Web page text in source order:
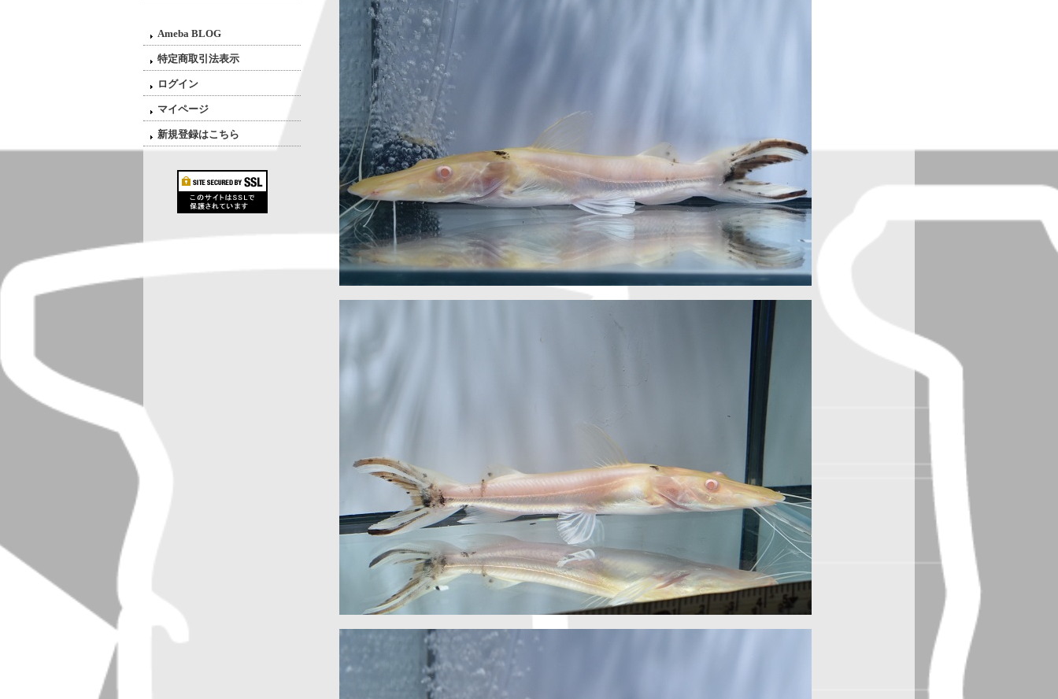
Ameba BLOG
特定商取引法表示
ログイン
マイページ
新規登録はこちら